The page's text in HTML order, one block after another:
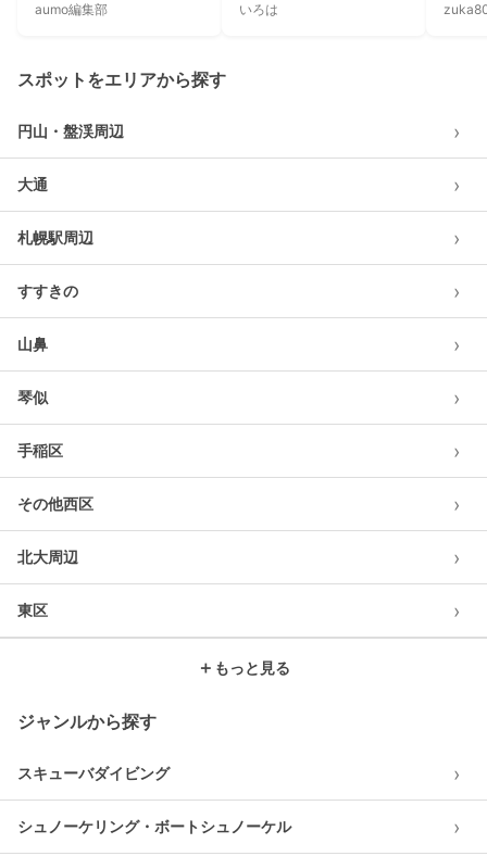
aumo編集部 いろは
スポットをエリアから探す
円山・盤渓周辺 ›
大通 ›
札幌駅周辺 ›
すすきの ›
山鼻 ›
琴似 ›
手稲区 ›
その他西区 ›
北大周辺 ›
東区 ›
＋ もっと見る
ジャンルから探す
スキューバダイビング ›
シュノーケリング・ボートシュノーケル ›